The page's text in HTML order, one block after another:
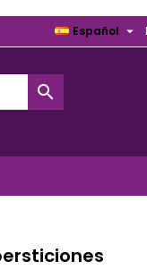
Español 
